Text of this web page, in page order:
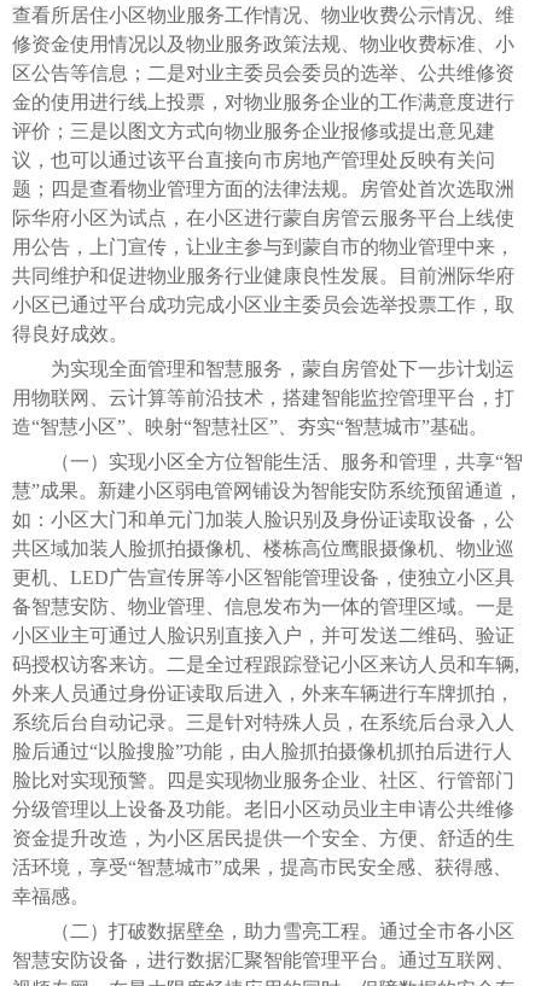
查看所居住小区物业服务工作情况、物业收费公示情况、维
修资金使用情况以及物业服务政策法规、物业收费标准、小
区公告等信息；二是对业主委员会委员的选举、公共维修资
金的使用进行线上投票，对物业服务企业的工作满意度进行
评价；三是以图文方式向物业服务企业报修或提出意见建
议，也可以通过该平台直接向市房地产管理处反映有关问
题；四是查看物业管理方面的法律法规。房管处首次选取洲
际华府小区为试点，在小区进行蒙自房管云服务平台上线使
用公告，上门宣传，让业主参与到蒙自市的物业管理中来，
共同维护和促进物业服务行业健康良性发展。目前洲际华府
小区已通过平台成功完成小区业主委员会选举投票工作，取
得良好成效。
为实现全面管理和智慧服务，蒙自房管处下一步计划运
用物联网、云计算等前沿技术，搭建智能监控管理平台，打
造“智慧小区”、映射“智慧社区”、夯实“智慧城市”基础。
（一）实现小区全方位智能生活、服务和管理，共享“智
慧”成果。新建小区弱电管网铺设为智能安防系统预留通道，
如：小区大门和单元门加装人脸识别及身份证读取设备，公
共区域加装人脸抓拍摄像机、楼栋高位鹰眼摄像机、物业巡
更机、LED广告宣传屏等小区智能管理设备，使独立小区具
备智慧安防、物业管理、信息发布为一体的管理区域。一是
小区业主可通过人脸识别直接入户，并可发送二维码、验证
码授权访客来访。二是全过程跟踪登记小区来访人员和车辆,
外来人员通过身份证读取后进入，外来车辆进行车牌抓拍，
系统后台自动记录。三是针对特殊人员，在系统后台录入人
脸后通过“以脸搜脸”功能，由人脸抓拍摄像机抓拍后进行人
脸比对实现预警。四是实现物业服务企业、社区、行管部门
分级管理以上设备及功能。老旧小区动员业主申请公共维修
资金提升改造，为小区居民提供一个安全、方便、舒适的生
活环境，享受“智慧城市”成果，提高市民安全感、获得感、
幸福感。
（二）打破数据壁垒，助力雪亮工程。通过全市各小区
智慧安防设备，进行数据汇聚智能管理平台。通过互联网、